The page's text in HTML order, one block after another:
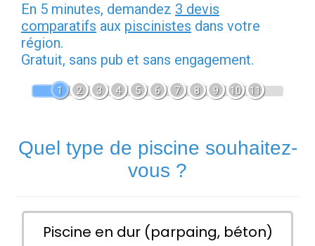
En 5 minutes, demandez 3 devis
comparatifs aux piscinistes dans votre
région.
Gratuit, sans pub et sans engagement.
1 2 3 4 5 6 7 8 9 10 11
Quel type de piscine souhaitez-
vous ?
Piscine en dur (parpaing, béton)